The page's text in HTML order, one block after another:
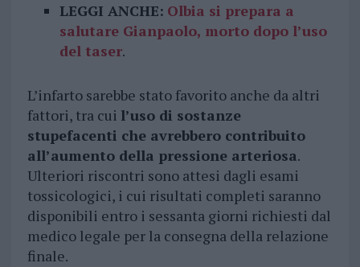
LEGGI ANCHE: Olbia si prepara a
salutare Gianpaolo, morto dopo l’uso
del taser.
L’infarto sarebbe stato favorito anche da altri
fattori, tra cui l’uso di sostanze
stupefacenti che avrebbero contribuito
all’aumento della pressione arteriosa.
Ulteriori riscontri sono attesi dagli esami
tossicologici, i cui risultati completi saranno
disponibili entro i sessanta giorni richiesti dal
medico legale per la consegna della relazione
finale.